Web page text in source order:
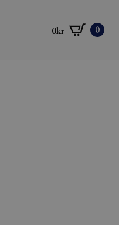
0kr 0